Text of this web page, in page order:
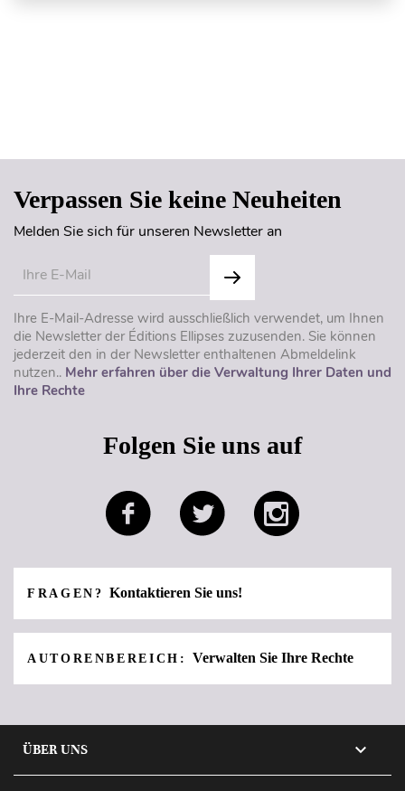
Verpassen Sie keine Neuheiten
Melden Sie sich für unseren Newsletter an
Ihre E-Mail-Adresse wird ausschließlich verwendet, um Ihnen
die Newsletter der Éditions Ellipses zuzusenden. Sie können
jederzeit den in der Newsletter enthaltenen Abmeldelink
nutzen.. Mehr erfahren über die Verwaltung Ihrer Daten und
Ihre Rechte
Folgen Sie uns auf
FRAGEN?Kontaktieren Sie uns!
AUTORENBEREICH: Verwalten Sie Ihre Rechte
ÜBER UNS 